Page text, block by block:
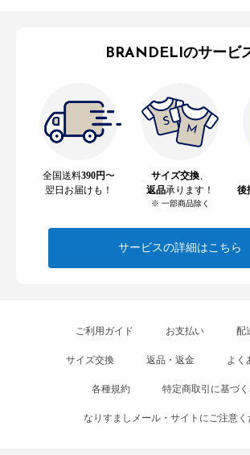
BRANDELIのサービ
全国送料390円〜
翌日お届けも！
サイズ交換、
返品承ります！
※ 一部商品除く
後
サービスの詳細はこちら
ご利用ガイド お支払い 配
サイズ交換 返品・返金 よく
各種規約 特定商取引に基づ
なりすましメール・サイトにご注意く